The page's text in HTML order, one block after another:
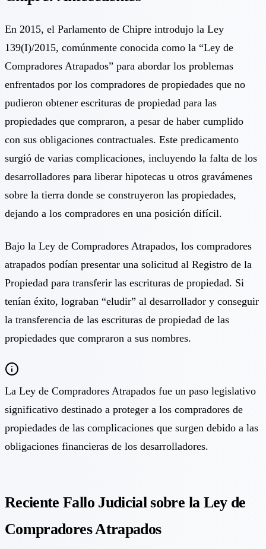
En 2015, el Parlamento de Chipre introdujo la Ley
139(Ι)/2015, comúnmente conocida como la “Ley de
Compradores Atrapados” para abordar los problemas
enfrentados por los compradores de propiedades que no
pudieron obtener escrituras de propiedad para las
propiedades que compraron, a pesar de haber cumplido
con sus obligaciones contractuales. Este predicamento
surgió de varias complicaciones, incluyendo la falta de los
desarrolladores para liberar hipotecas u otros gravámenes
sobre la tierra donde se construyeron las propiedades,
dejando a los compradores en una posición difícil.
Bajo la Ley de Compradores Atrapados, los compradores
atrapados podían presentar una solicitud al Registro de la
Propiedad para transferir las escrituras de propiedad. Si
tenían éxito, lograban “eludir” al desarrollador y conseguir
la transferencia de las escrituras de propiedad de las
propiedades que compraron a sus nombres.
La Ley de Compradores Atrapados fue un paso legislativo
significativo destinado a proteger a los compradores de
propiedades de las complicaciones que surgen debido a las
obligaciones financieras de los desarrolladores.
Reciente Fallo Judicial sobre la Ley de
Compradores Atrapados